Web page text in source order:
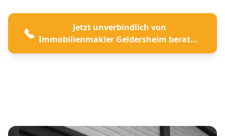
Jetzt unverbindlich von
Immobilienmakler Geldersheim beraten
lassen